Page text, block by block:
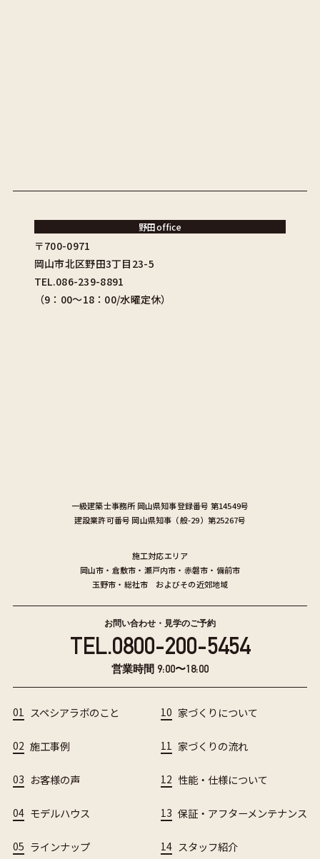
一級建築士事務所 岡山県知事登録番号 第14549号
建設業許可番号 岡山県知事（般-29）第25267号
施工対応エリア
岡山市 ・ 倉敷市 ・ 瀬戸内市 ・ 赤磐市 ・ 備前市
玉野市 ・ 総社市 およびその近郊地域
野田office
〒700-0971
岡山市北区野田3丁目23-5
TEL.086-239-8891
（9：00〜18：00/水曜定休）
お問い合わせ・見学のご予約
TEL.0800-200-5454
営業時間 9:00〜18:00
01 スペシアラボのこと
02 施工事例
03 お客様の声
04 モデルハウス
05 ラインナップ
10 家づくりについて
11 家づくりの流れ
12 性能・仕様について
13 保証・アフターメンテナンス
14 スタッフ紹介